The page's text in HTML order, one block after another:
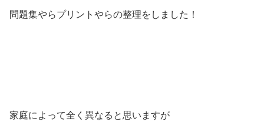
問題集やらプリントやらの整理をしました！
家庭によって全く異なると思いますが